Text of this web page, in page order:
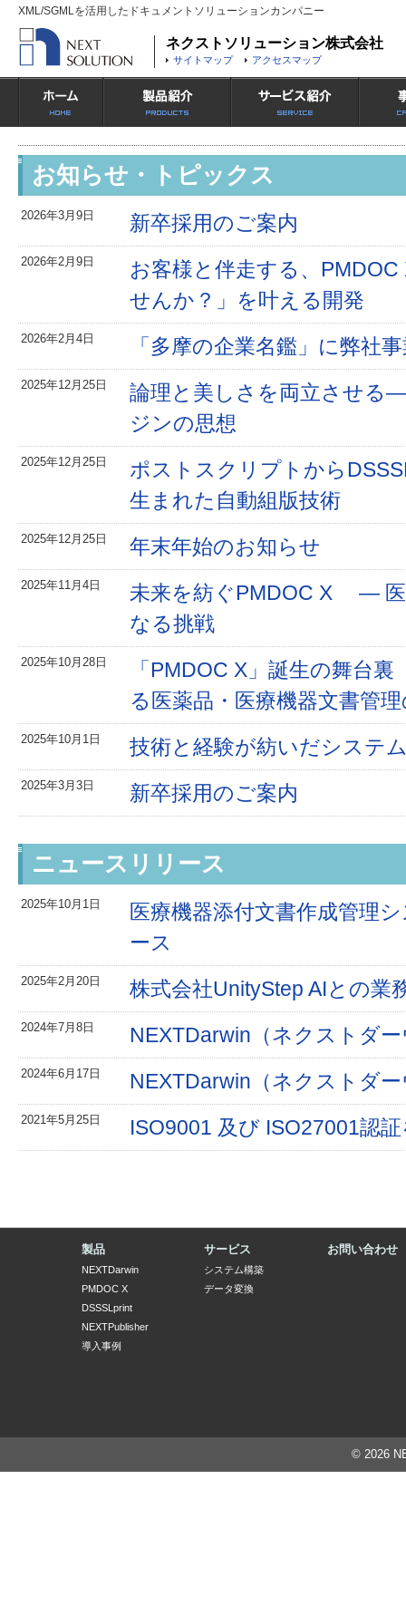
XML/SGMLを活用したドキュメントソリューションカンパニー
ネクストソリューション株式会社
サイトマップ アクセスマップ
お知らせ・トピックス
2026年3月9日 新卒採用のご案内
2026年2月9日
お客様と伴走する、
せんか？」を叶える開発
2026年2月4日 「多摩の企業名鑑」に弊社
2025年12月25日
論理と美しさを両立させる
ジンの思想
2025年12月25日
ポストスクリプトから
生まれた自動組版技術
2025年12月25日 年末年始のお知らせ
2025年11月4日
未来を紡ぐPMDOC X — 医
なる挑戦
2025年10月28日
「PMDOC X」誕生の舞台
る医薬品・医療機器文書管
2025年10月1日 技術と経験が紡いだシステ
2025年3月3日 新卒採用のご案内
ニュースリリース
2025年10月1日
医療機器添付文書作成管理
ース
2025年2月20日 株式会社UnityStep AIとの業
2024年7月8日 NEXTDarwin（ネクストダ
2024年6月17日 NEXTDarwin（ネクストダ
2021年5月25日 ISO9001 及び ISO27001認
製品
NEXTDarwin
PMDOC X
DSSSLprint
NEXTPublisher
導入事例
サービス
システム構築
データ変換
お問い合わせ
© 2026